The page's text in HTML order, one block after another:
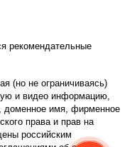
рекомендательные
(но не ограничиваясь)
и видео информацию,
доменное имя, фирменное
права и прав на
российским